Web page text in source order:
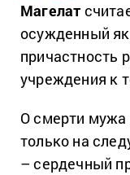
Магелат
осужденный
причастность
учреждения к
О смерти мужа
только на
– сердечный